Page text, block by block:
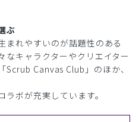
ぶ
まれやすいのが話題性のある
なキャラクターやクリエイター
Canvas Club」のほか、
ボが充実しています。